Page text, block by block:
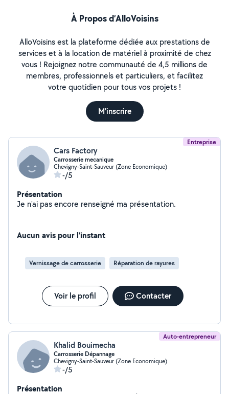
À Propos d’AlloVoisins
AlloVoisins est la plateforme dédiée aux prestations de
services et à la location de matériel à proximité de chez
vous ! Rejoignez notre communauté de 4,5 millions de
membres, professionnels et particuliers, et facilitez
votre quotidien pour tous vos projets !
M'inscrire
Entreprise
Cars Factory
Carrosserie mecanique
Chevigny-Saint-Sauveur (Zone Economique)
-/5
Présentation
Je n'ai pas encore renseigné ma présentation.
Aucun avis pour l'instant
Vernissage de carrosserie Réparation de rayures
Voir le profil Contacter
Auto-entrepreneur
Khalid Bouimecha
Carrosserie Dépannage
Chevigny-Saint-Sauveur (Zone Economique)
-/5
Présentation